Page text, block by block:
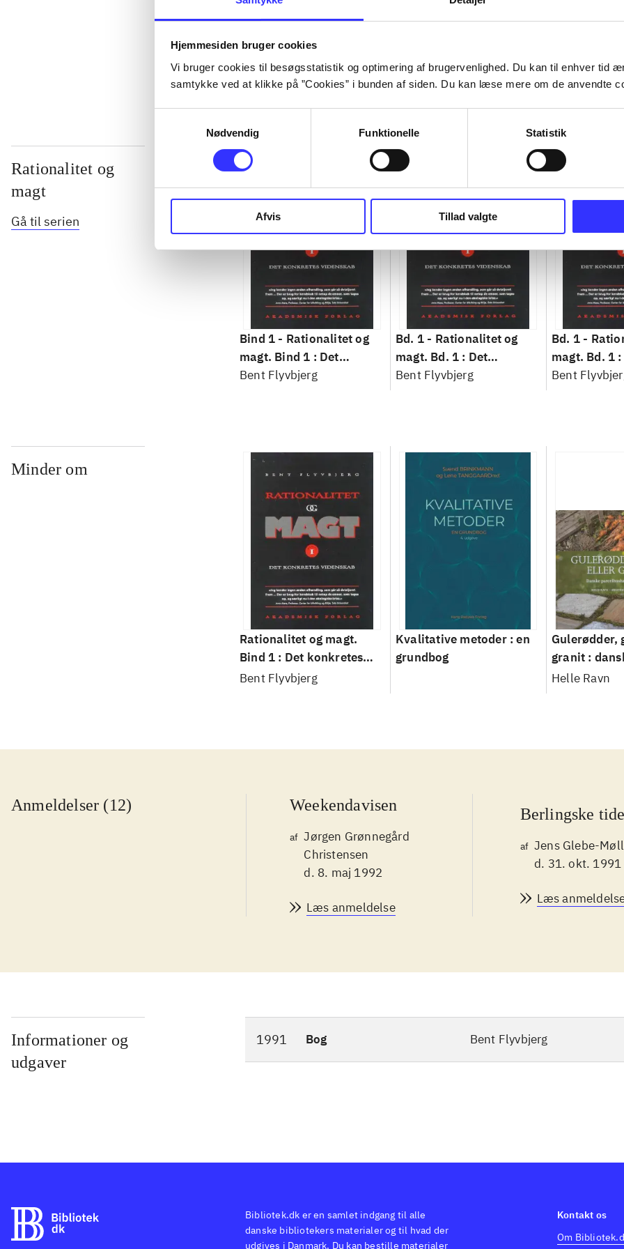
Hjemmesiden bruger cookies
Vi bruger cookies til besøgsstatistik og optimering af brugervenlighed. Du kan til enhver tid
samtykke ved at klikke på ”Cookies” i bunden af siden. Du kan læse mere om de anvendte
Nødvendig
Funktionelle Statistik
Afvis Tillad valgte
...
...
Rationalitet og
magt
Gå til serien
Bind 1 - Rationalitet og
magt. Bind 1 : Det
konkretes videnskab
Bent Flyvbjerg
Bd. 1 - Rationalitet og
magt. Bd. 1 : Det
konkretes videnskab
Bent Flyvbjerg
Bd. 1 -
magt. Bd. 1
konkretes
Bent
Minder om
Rationalitet og magt.
Bind 1 : Det konkretes
videnskab
Bent Flyvbjerg
Kvalitative metoder : en
grundbog
Gulerødder,
granit :
Helle Ravn
Anmeldelser (12) Weekendavisen
af Jørgen Grønnegård
Christensen
d. 8. maj 1992
Læs anmeldelse
Berlingske
af Jens Glebe-
d. 31. okt. 1991
Læs
Informationer og
udgaver
1991 Bog Bent Flyvbjerg
Bibliotek.dk er en samlet indgang til alle
danske bibliotekers materialer og til hvad der
udgives i Danmark. Du kan bestille materialer
Kontakt os
Om